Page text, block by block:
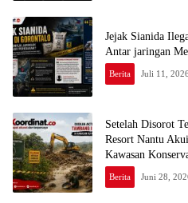
Jejak Sianida
Antar jaringan
Berita Juli 11, 2026
Setelah Disorot
Resort Nantu
Kawasan
Berita Juni 28,